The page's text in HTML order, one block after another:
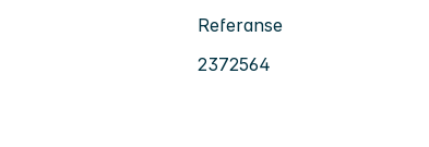
Referanse
2372564